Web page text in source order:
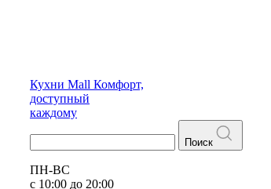
Кухни Mall Комфорт,
доступный
каждому
Поиск
ПН-ВС
с 10:00 до 20:00